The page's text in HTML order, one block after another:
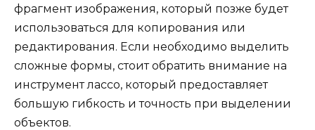
фрагмент изображения, который позже будет
использоваться для копирования или
редактирования. Если необходимо выделить
сложные формы, стоит обратить внимание на
инструмент лассо, который предоставляет
большую гибкость и точность при выделении
объектов.